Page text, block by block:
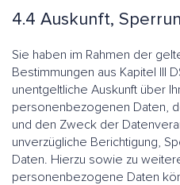
4.4 Auskunft,
Sie haben im Rahmen der
Bestimmungen aus Kapitel III
unentgeltliche Auskunft über
personenbezogenen Daten,
und den Zweck der
unverzügliche Berichtigung,
Daten. Hierzu sowie zu
personenbezogene Daten